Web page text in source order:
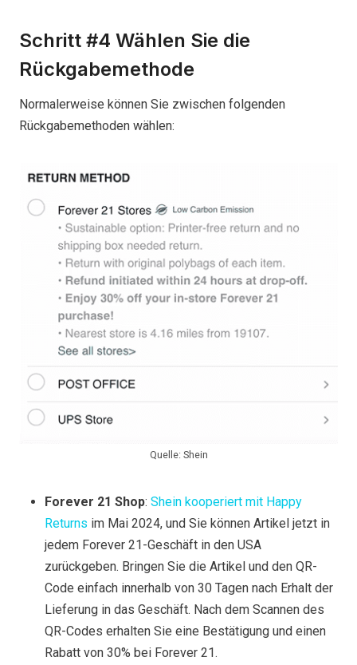
Schritt #4 Wählen Sie die
Rückgabemethode
Normalerweise können Sie zwischen folgenden
Rückgabemethoden wählen:
Quelle: Shein
Forever 21 Shop: Shein kooperiert mit Happy
Returns im Mai 2024, und Sie können Artikel jetzt in
jedem Forever 21-Geschäft in den USA
zurückgeben. Bringen Sie die Artikel und den QR-
Code einfach innerhalb von 30 Tagen nach Erhalt der
Lieferung in das Geschäft. Nach dem Scannen des
QR-Codes erhalten Sie eine Bestätigung und einen
Rabatt von 30% bei Forever 21.